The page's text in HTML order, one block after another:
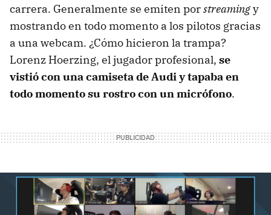
carrera. Generalmente se emiten porstreamingy
mostrando en todo momento a los pilotos gracias
a una webcam. ¿Cómo hicieron la trampa?
Lorenz Hoerzing, el jugador profesional, se
vistió con una camiseta de Audi y tapaba en
todo momento su rostro con un micrófono.